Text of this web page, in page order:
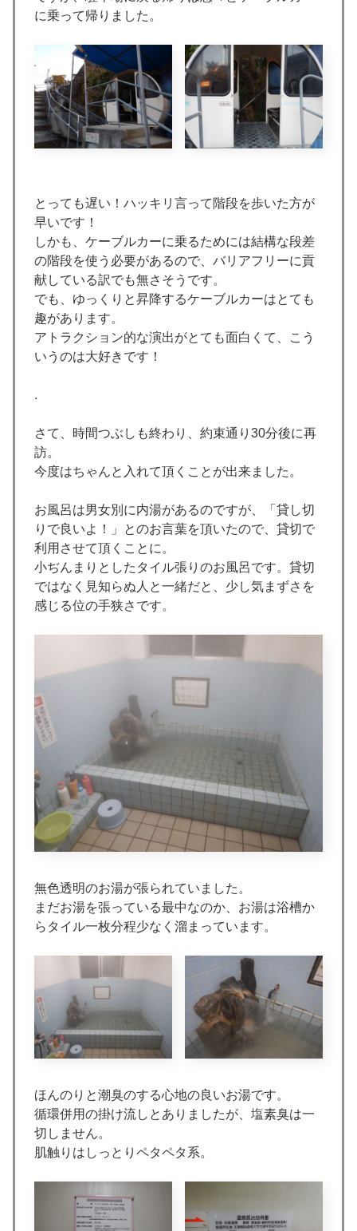
に乗って帰りました。
とっても遅い！ハッキリ言って階段を歩いた方が
早いです！
しかも、ケーブルカーに乗るためには結構な段差
の階段を使う必要があるので、バリアフリーに貢
献している訳でも無さそうです。
でも、ゆっくりと昇降するケーブルカーはとても
趣があります。
アトラクション的な演出がとても面白くて、こう
いうのは大好きです！
.
さて、時間つぶしも終わり、約束通り30分後に再
訪。
今度はちゃんと入れて頂くことが出来ました。
お風呂は男女別に内湯があるのですが、「貸し切
りで良いよ！」とのお言葉を頂いたので、貸切で
利用させて頂くことに。
小ぢんまりとしたタイル張りのお風呂です。貸切
ではなく見知らぬ人と一緒だと、少し気まずさを
感じる位の手狭さです。
無色透明のお湯が張られていました。
まだお湯を張っている最中なのか、お湯は浴槽か
らタイル一枚分程少なく溜まっています。
ほんのりと潮臭のする心地の良いお湯です。
循環併用の掛け流しとありましたが、塩素臭は一
切しません。
肌触りはしっとりペタペタ系。